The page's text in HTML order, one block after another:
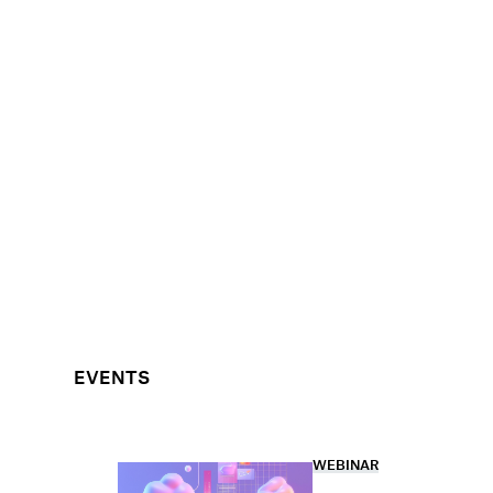
EVENTS
WEBINAR